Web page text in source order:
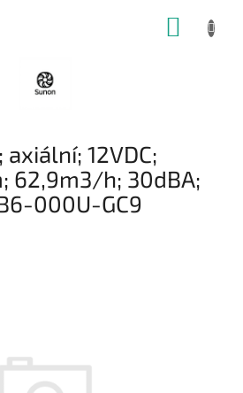
12VDC;
62,9m3/h; 30dBA;
000U-GC9